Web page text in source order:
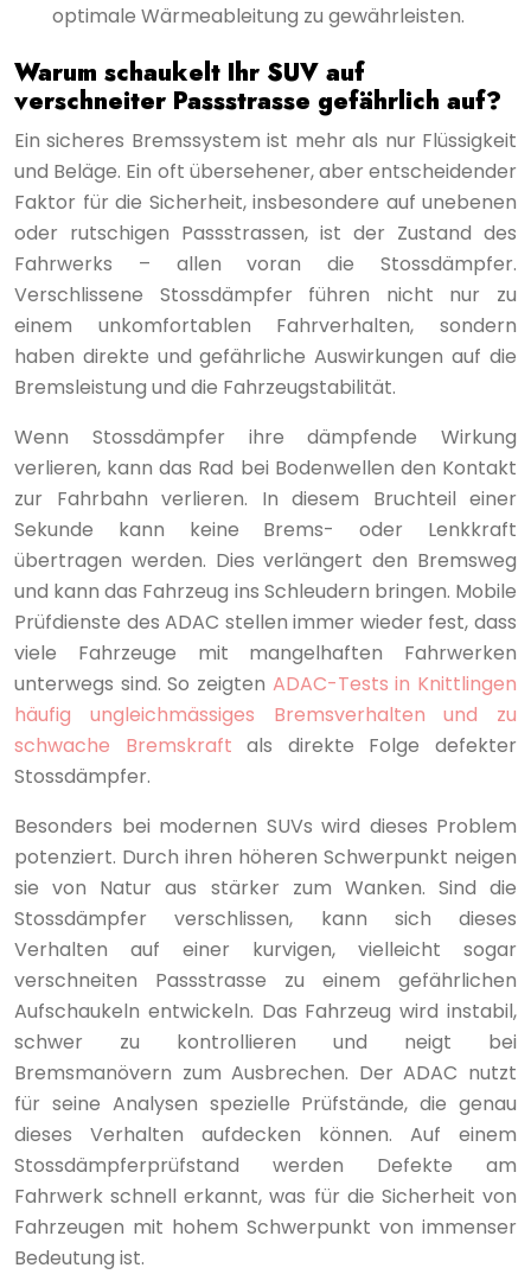
optimale Wärmeableitung zu gewährleisten.
Warum schaukelt Ihr SUV auf
verschneiter Passstrasse gefährlich auf?
Ein sicheres Bremssystem ist mehr als nur Flüssigkeit
und Beläge. Ein oft übersehener, aber entscheidender
Faktor für die Sicherheit, insbesondere auf unebenen
oder rutschigen Passstrassen, ist der Zustand des
Fahrwerks – allen voran die Stossdämpfer.
Verschlissene Stossdämpfer führen nicht nur zu
einem unkomfortablen Fahrverhalten, sondern
haben direkte und gefährliche Auswirkungen auf die
Bremsleistung und die Fahrzeugstabilität.
Wenn Stossdämpfer ihre dämpfende Wirkung
verlieren, kann das Rad bei Bodenwellen den Kontakt
zur Fahrbahn verlieren. In diesem Bruchteil einer
Sekunde kann keine Brems- oder Lenkkraft
übertragen werden. Dies verlängert den Bremsweg
und kann das Fahrzeug ins Schleudern bringen. Mobile
Prüfdienste des ADAC stellen immer wieder fest, dass
viele Fahrzeuge mit mangelhaften Fahrwerken
unterwegs sind. So zeigten ADAC-Tests in Knittlingen
häufig ungleichmässiges Bremsverhalten und zu
schwache Bremskraft als direkte Folge defekter
Stossdämpfer.
Besonders bei modernen SUVs wird dieses Problem
potenziert. Durch ihren höheren Schwerpunkt neigen
sie von Natur aus stärker zum Wanken. Sind die
Stossdämpfer verschlissen, kann sich dieses
Verhalten auf einer kurvigen, vielleicht sogar
verschneiten Passstrasse zu einem gefährlichen
Aufschaukeln entwickeln. Das Fahrzeug wird instabil,
schwer zu kontrollieren und neigt bei
Bremsmanövern zum Ausbrechen. Der ADAC nutzt
für seine Analysen spezielle Prüfstände, die genau
dieses Verhalten aufdecken können. Auf einem
Stossdämpferprüfstand werden Defekte am
Fahrwerk schnell erkannt, was für die Sicherheit von
Fahrzeugen mit hohem Schwerpunkt von immenser
Bedeutung ist.